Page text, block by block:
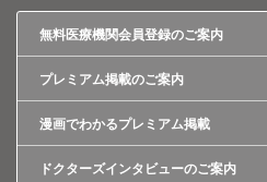
無料医療機関会員登録のご案内
プレミアム掲載のご案内
漫画でわかるプレミアム掲載
ドクターズインタビューのご案内